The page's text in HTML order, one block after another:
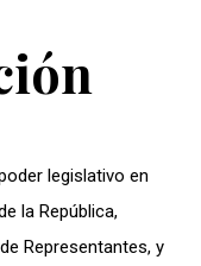
legislativo en
la República,
Representantes, y